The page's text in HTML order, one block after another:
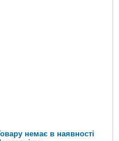
немає в наявності